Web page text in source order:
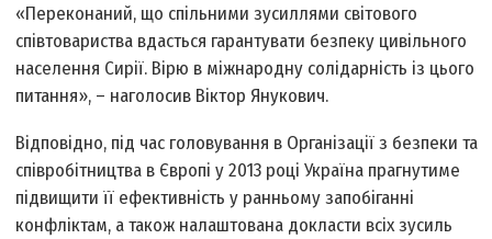
«Переконаний, що спільними зусиллями світового
співтовариства вдасться гарантувати безпеку цивільного
населення Сирії. Вірю в міжнародну солідарність із цього
питання», – наголосив Віктор Янукович.
Відповідно, під час головування в Організації з безпеки та
співробітництва в Європі у 2013 році Україна прагнутиме
підвищити її ефективність у ранньому запобіганні
конфліктам, а також налаштована докласти всіх зусиль